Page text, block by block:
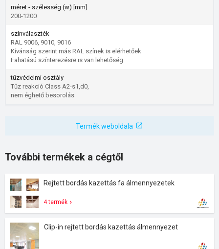
méret - szélesség (w) [mm]
200-1200
színválaszték
RAL 9006, 9010, 9016
Kívánság szerint más RAL színek is elérhetőek
Fahatású színterezésre is van lehetőség
tűzvédelmi osztály
Tűz reakció Class A2-s1,d0,
nem éghető besorolás
Termék weboldala
További termékek a cégtől
Rejtett bordás kazettás fa álmennyezetek
4 termék
Clip-in rejtett bordás kazettás álmennyezet